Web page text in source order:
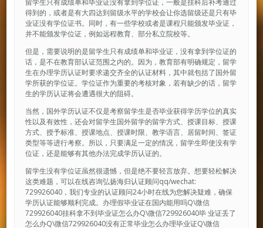
留学生只有成绩单和毕业证没有拿到学位证，一般是挂科后补考通过
得到的，或者是有大四达到留级水平的学校会让你选留级还是只有毕
业证没有学位证书。同时，有一些学校或者是课程只能颁发毕业证，
并不能颁发学位证，例如远程教育、部分私立院校等。
但是，需要说明的是留学生只有成绩单和毕业证，没有拿到学位证的
话，是不在教育部认证范围之内的。因为，教育部有明确规定，留学
生在办理学历认证时要求递交齐全的认证材料，其中就包括了国外留
学所获的学位证。学位证作为重要的考核对象，若有缺少的话，留学
生的学历认证将会遭遇很大的阻碍。
当然，国外学历认证不仅是考察留学生是否毕业获得学历学位的真实
性以及有效性，还会对留学生国外留学的留学方式、授课目标、授课
方式、授予标准、授课地点、授课时限、教学语言、居留时间、签证
类型等等进行考察。所以，只要满足一定的情况，留学生即使没有学
位证，还是能够有其他办法完成学历认证的。
留学生没有学位证虽然很遗憾，但是绝不要轻言放弃。想要轻松解决
这类难题，可以在线咨询弘扬海归认证顾问qq/wechat:
729926040，我们专业的认证顾问24小时在线为您解决疑难，确保
学历认证能够顺利完成。办理假毕业证在国内能用吗Q\微信
729926040挂科拿不到毕业证怎么办Q\微信729926040毕 业证丢了
怎么办Q\微信729926040没有正常毕业怎么办理毕业证Q\微信